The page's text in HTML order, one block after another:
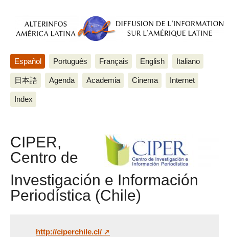
Español Português Français English Italiano
日本語 Agenda Academia Cinema Internet
Index
CIPER,
Centro de
Investigación e Información
Periodística (Chile)
http://ciperchile.cl/